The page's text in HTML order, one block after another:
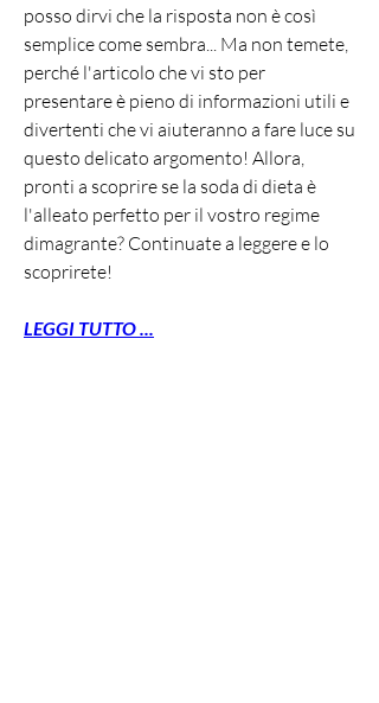
posso dirvi che la risposta non è così
semplice come sembra... Ma non temete,
perché l'articolo che vi sto per
presentare è pieno di informazioni utili e
divertenti che vi aiuteranno a fare luce su
questo delicato argomento! Allora,
pronti a scoprire se la soda di dieta è
l'alleato perfetto per il vostro regime
dimagrante? Continuate a leggere e lo
scoprirete!
LEGGI TUTTO ...